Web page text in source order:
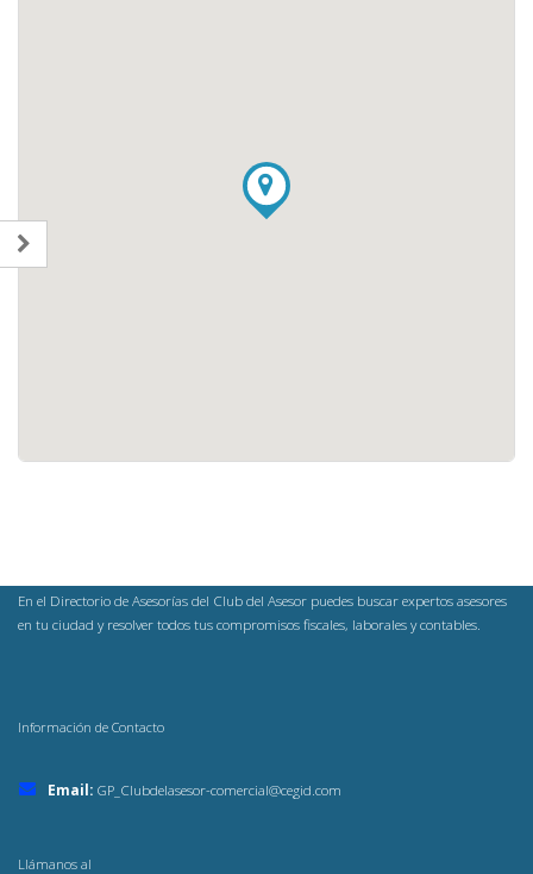
En el Directorio de Asesorías del Club del Asesor puedes buscar expertos asesores
en tu ciudad y resolver todos tus compromisos fiscales, laborales y contables.
Información de Contacto
Email: GP_Clubdelasesor-comercial@cegid.com
Llámanos al